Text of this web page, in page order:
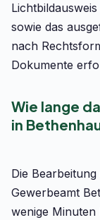
sowie das
nach
Dokumente
Wie lange
in
Die
Gewerbeamt
wenige